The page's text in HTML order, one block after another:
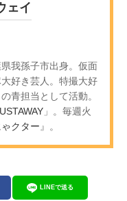
ェイ
我孫子市出身。仮面
好き芸人。特撮大好
青担当として活動。
」。毎週火
クター』。
LINEで送る